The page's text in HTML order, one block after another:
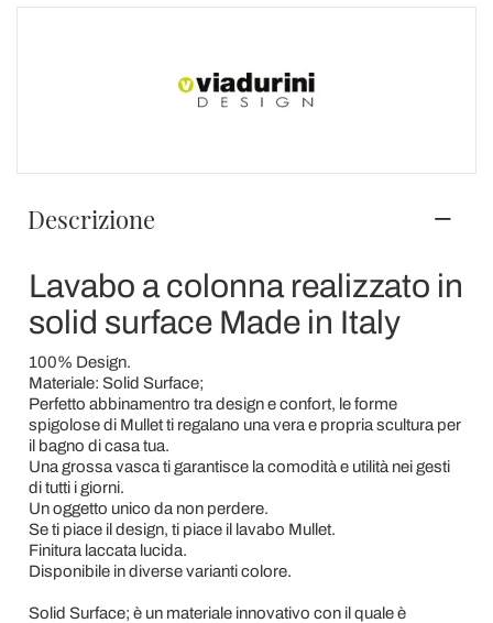
Descrizione
Lavabo a colonna realizzato in
solid surface Made in Italy
100% Design.
Materiale: Solid Surface;
Perfetto abbinamentro tra design e confort, le forme
spigolose di Mullet ti regalano una vera e propria scultura per
il bagno di casa tua.
Una grossa vasca ti garantisce la comodità e utilità nei gesti
di tutti i giorni.
Un oggetto unico da non perdere.
Se ti piace il design, ti piace il lavabo Mullet.
Finitura laccata lucida.
Disponibile in diverse varianti colore.
Solid Surface; è un materiale innovativo con il quale è